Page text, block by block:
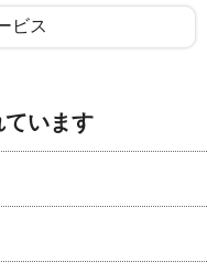
ビス
ています